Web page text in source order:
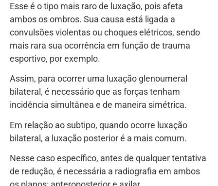
Esse é o tipo mais raro de luxação, pois afeta
ambos os ombros. Sua causa está ligada a
convulsões violentas ou choques elétricos, sendo
mais rara sua ocorrência em função de trauma
esportivo, por exemplo.
Assim, para ocorrer uma luxação glenoumeral
bilateral, é necessário que as forças tenham
incidência simultânea e de maneira simétrica.
Em relação ao subtipo, quando ocorre luxação
bilateral, a luxação posterior é a mais comum.
Nesse caso específico, antes de qualquer tentativa
de redução, é necessária a radiografia em ambos